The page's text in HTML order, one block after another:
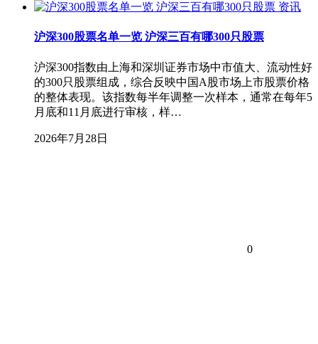
资讯
沪深300股票名单一览 沪深三百有哪300只股票
沪深300指数由上海和深圳证券市场中市值大、流动性好
的300只股票组成，综合反映中国A股市场上市股票价格
的整体表现。该指数每半年调整一次样本，通常在每年5
月底和11月底进行审核，样…
2026年7月28日
0